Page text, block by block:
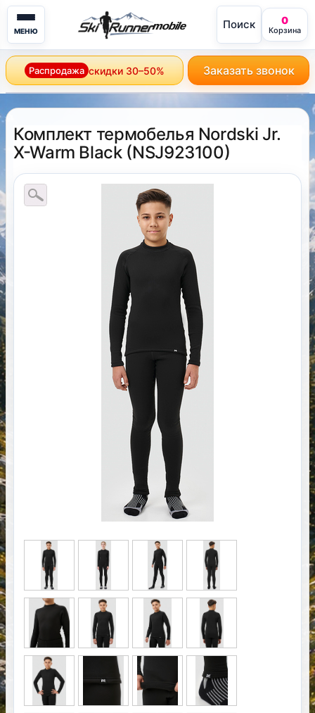
МЕНЮ mobile Поиск 0
Корзина
Распродажа скидки 30–50% Заказать звонок
Комплект термобелья Nordski Jr.
X-Warm Black (NSJ923100)